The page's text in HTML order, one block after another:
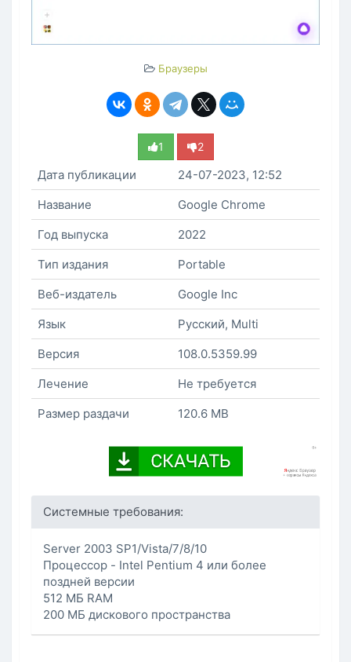
Браузеры
1 2
Дата публикации
24-07-2023, 12:52
Название
Google Chrome
Год выпуска
2022
Тип издания
Portable
Веб-издатель
Google Inc
Язык
Русский, Multi
Версия
108.0.5359.99
Лечение
Не требуется
Размер раздачи
120.6 MB
Системные требования:
Server 2003 SP1/Vista/7/8/10
Процессор - Intel Pentium 4 или более
поздней версии
512 МБ RAM
200 МБ дискового пространства